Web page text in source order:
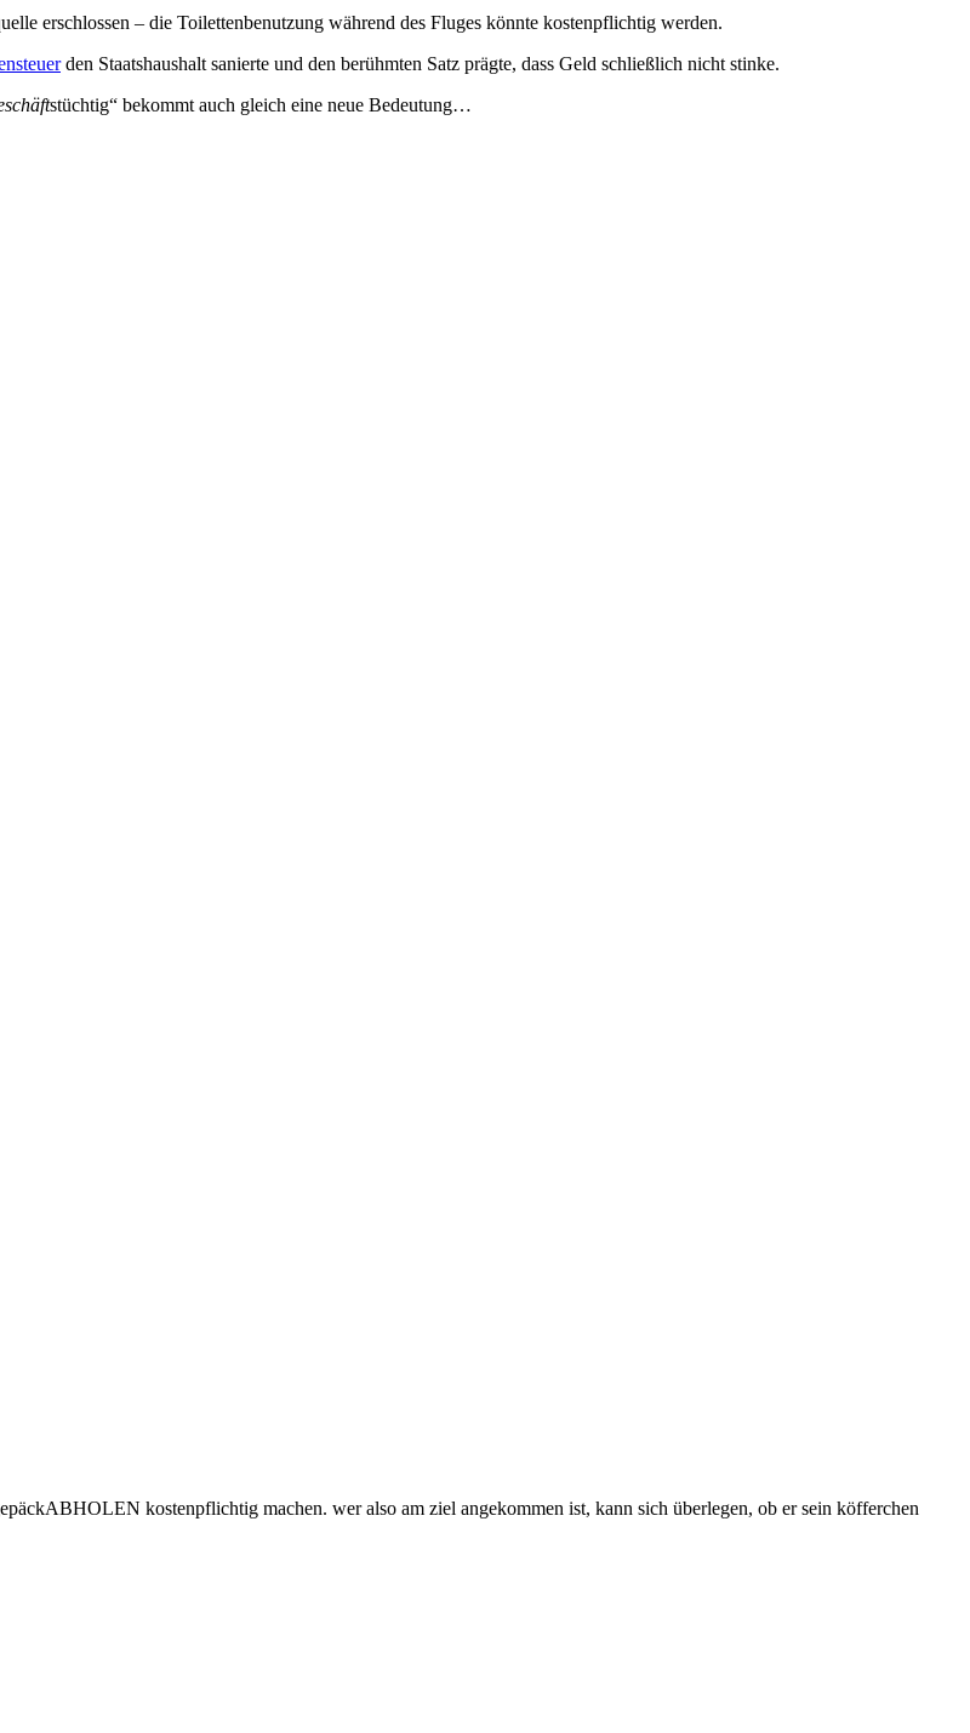
erschlossen – die Toilettenbenutzung während des Fluges könnte kostenpflichtig werden.
den Staatshaushalt sanierte und den berühmten Satz prägte, dass Geld schließlich nicht stinke.
stüchtig“ bekommt auch gleich eine neue Bedeutung…
kostenpflichtig machen. wer also am ziel angekommen ist, kann sich überlegen, ob er sein köfferchen